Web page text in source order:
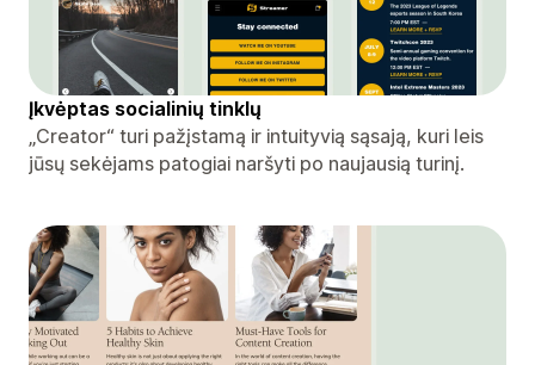
Įkvėptas socialinių tinklų
„Creator“ turi pažįstamą ir intuityvią sąsają, kuri leis
jūsų sekėjams patogiai naršyti po naujausią turinį.